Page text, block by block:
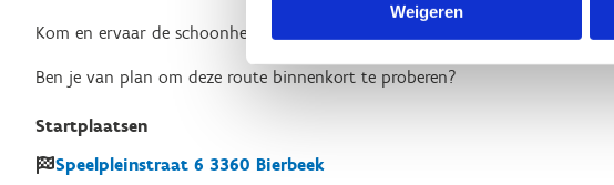
Weigeren
Kom en ervaar de schoonheid en uitdaging van de Blauwe Lus in Bierbeek!
Ben je van plan om deze route binnenkort te proberen?
Startplaatsen
Speelpleinstraat 6 3360 Bierbeek